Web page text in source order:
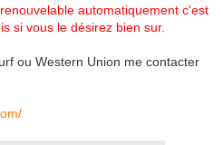
automatiquement c'est
si vous le désirez bien sur.
ou Western Union me contacter